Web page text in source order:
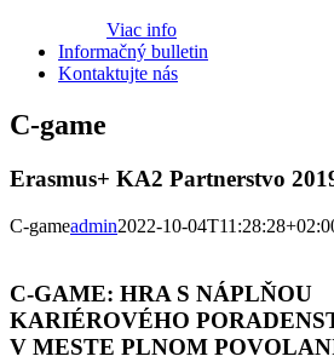
Viac info
Informačný bulletin
Kontaktujte nás
C-game
Erasmus+ KA2 Partnerstvo
C-gameadmin2022-10-
C-GAME: HRA S NÁPLŇOU
KARIÉROVÉHO
V MESTE PLNOM